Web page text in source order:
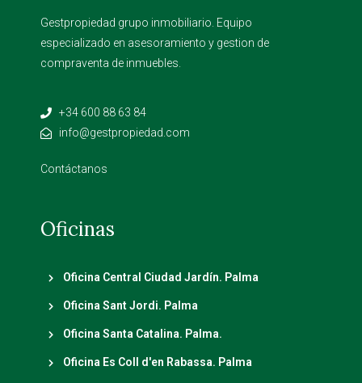
Gestpropiedad grupo inmobiliario. Equipo
especializado en asesoramiento y gestion de
compraventa de inmuebles.
+34 600 88 63 84
info@gestpropiedad.com
Contáctanos
Oficinas
Oficina Central Ciudad Jardín. Palma
Oficina Sant Jordi. Palma
Oficina Santa Catalina. Palma.
Oficina Es Coll d'en Rabassa. Palma